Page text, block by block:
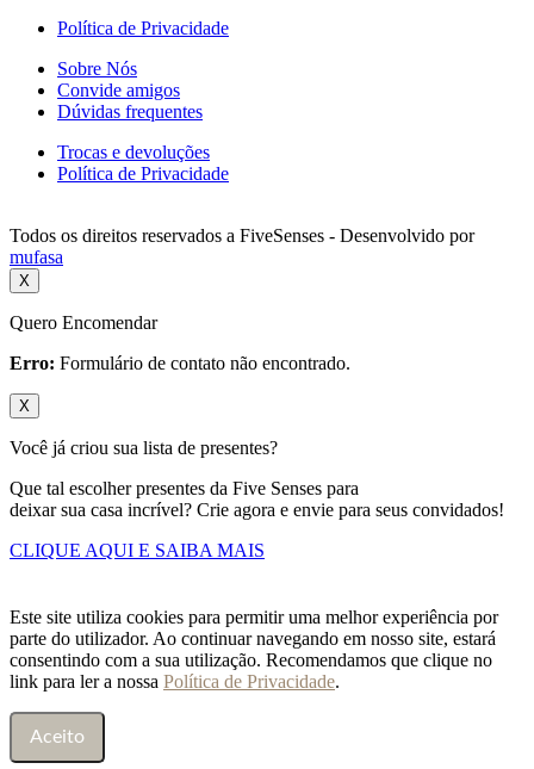
Política de Privacidade
Sobre Nós
Convide amigos
Dúvidas frequentes
Trocas e devoluções
Política de Privacidade
Todos os direitos reservados a FiveSenses - Desenvolvido por
mufasa
X
Quero Encomendar
Erro: Formulário de contato não encontrado.
X
Você já criou sua lista de presentes?
Que tal escolher presentes da Five Senses para
deixar sua casa incrível? Crie agora e envie para seus convidados!
CLIQUE AQUI E SAIBA MAIS
Este site utiliza cookies para permitir uma melhor experiência por
parte do utilizador. Ao continuar navegando em nosso site, estará
consentindo com a sua utilização. Recomendamos que clique no
link para ler a nossa Política de Privacidade.
Aceito